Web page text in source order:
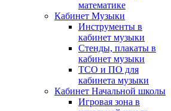
математике
Кабинет Музыки
Инструменты в
кабинет музыки
Стенды, плакаты в
кабинет музыки
ТСО и ПО для
кабинета музыки
Кабинет Начальной школы
Игровая зона в